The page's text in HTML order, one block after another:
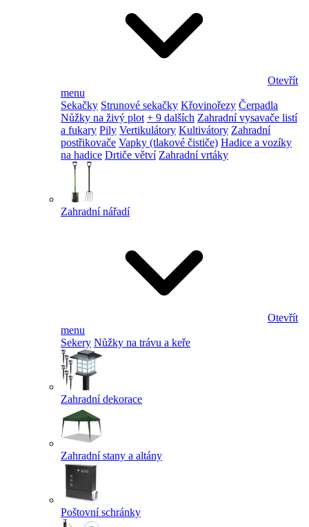
Otevřít
menu
Sekačky Strunové sekačky Křovinořezy Čerpadla
Nůžky na živý plot + 9 dalších Zahradní vysavače listí
a fukary Pily Vertikulátory Kultivátory Zahradní
postřikovače Vapky (tlakové čističe) Hadice a vozíky
na hadice Drtiče větví Zahradní vrtáky
Zahradní nářadí
Otevřít
menu
Sekery Nůžky na trávu a keře
Zahradní dekorace
Zahradní stany a altány
Poštovní schránky